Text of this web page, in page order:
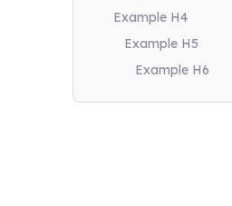
Example H4
Example H5
Example H6